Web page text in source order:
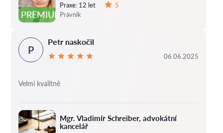
PREMIUM
Praxe: 12 let
5
Právník
Mgr. Vladimír Schreiber, advokátní
kancelář
P
Petr naskočil
06.06.2025
Velmi kvalitně